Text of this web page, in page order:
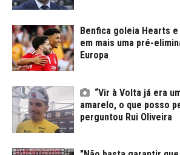
Benfica goleia Hearts
em mais uma pré-
Europa
“Vir à Volta já era
amarelo, o que posso
perguntou Rui Oliveira